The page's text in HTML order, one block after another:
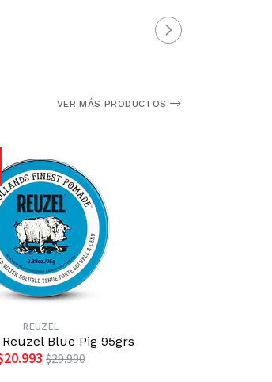
VER MÁS PRODUCTOS
REUZEL
Blue Pig 95grs
$29.990